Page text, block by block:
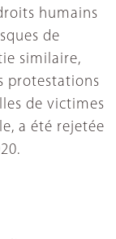
humains
de
similaire,
protestations
de victimes
a été rejetée